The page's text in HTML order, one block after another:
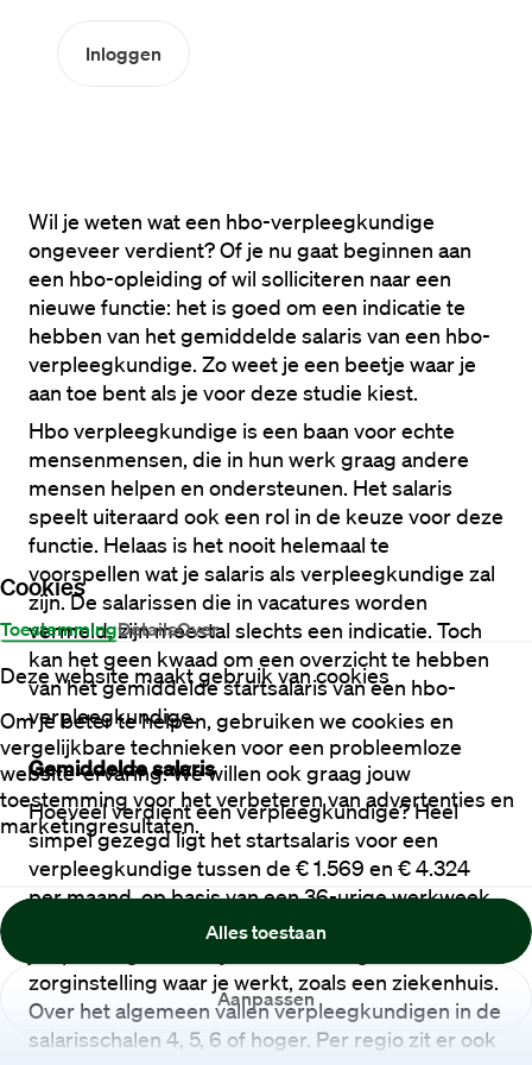
Inloggen
Cookies
ToestemmingDetailsOver
Deze website maakt gebruik van cookies
Om je beter te helpen, gebruiken we cookies en
vergelijkbare technieken voor een probleemloze
website-ervaring. We willen ook graag jouw
toestemming voor het verbeteren van advertenties en
marketingresultaten.
Aanpassen
Alles toestaan
Wil je weten wat een hbo-verpleegkundige
ongeveer verdient? Of je nu gaat beginnen aan
een hbo-opleiding of wil solliciteren naar een
nieuwe functie: het is goed om een indicatie te
hebben van het gemiddelde salaris van een hbo-
verpleegkundige. Zo weet je een beetje waar je
aan toe bent als je voor deze studie kiest.
Hbo verpleegkundige is een baan voor echte
mensenmensen, die in hun werk graag andere
mensen helpen en ondersteunen. Het salaris
speelt uiteraard ook een rol in de keuze voor deze
functie. Helaas is het nooit helemaal te
voorspellen wat je salaris als verpleegkundige zal
zijn. De salarissen die in vacatures worden
vermeld, zijn meestal slechts een indicatie. Toch
kan het geen kwaad om een overzicht te hebben
van het gemiddelde startsalaris van een hbo-
verpleegkundige.
Gemiddelde salaris
Hoeveel verdient een verpleegkundige? Heel
simpel gezegd ligt het startsalaris voor een
verpleegkundige tussen de € 1.569 en € 4.324
per maand, op basis van een 36-urige werkweek.
Dit is afhankelijk van verschillende factoren, zoals
zorginstelling waar je werkt, zoals een ziekenhuis.
Over het algemeen vallen verpleegkundigen in de
salarisschalen 4, 5, 6 of hoger. Per regio zit er ook